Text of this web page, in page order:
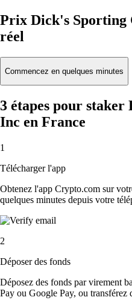
Prix Dick's Sporting
réel
Commencez en quelques minutes
3 étapes pour
Inc en France
1
Télécharger l'app
Obtenez l'app Crypto.com sur
quelques minutes depuis votre
2
Déposer des fonds
Déposez des fonds par virement
Pay ou Google Pay, ou